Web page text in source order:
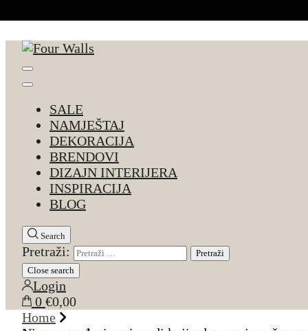
SALE
NAMJEŠTAJ
DEKORACIJA
BRENDOVI
DIZAJN INTERIJERA
INSPIRACIJA
BLOG
Search
Pretraži:
Close search
Login
0 €0,00
Home